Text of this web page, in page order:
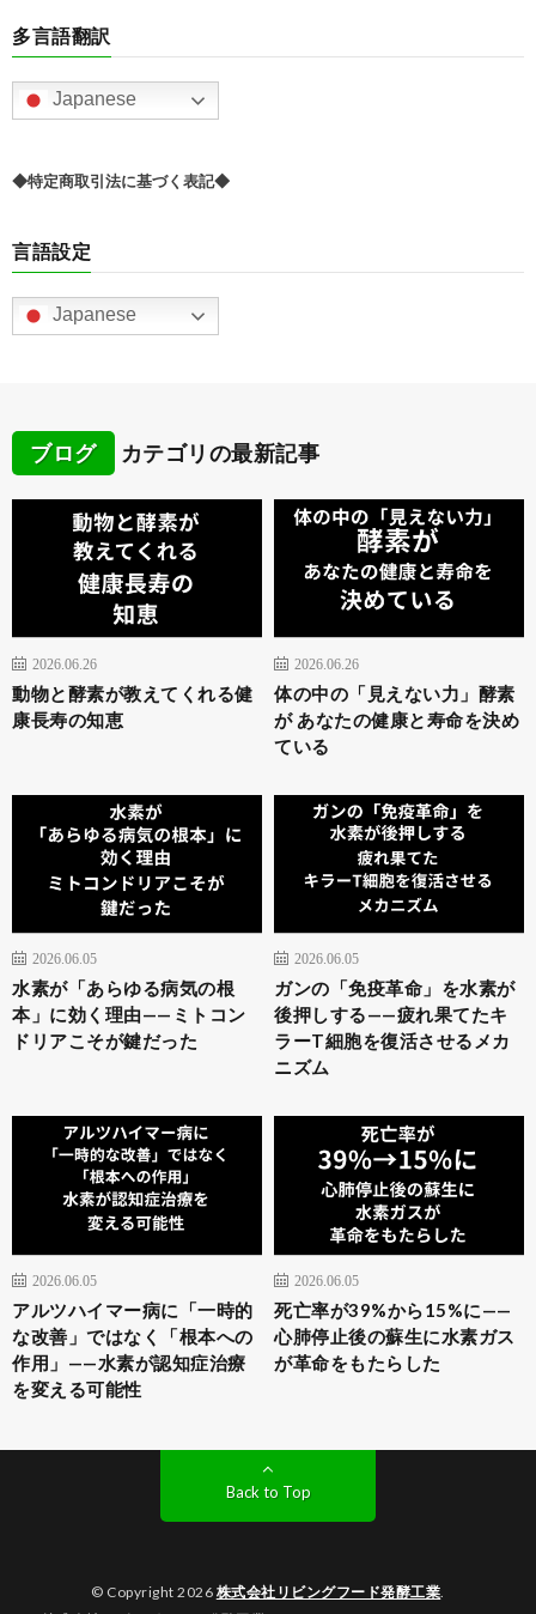
多言語翻訳
Japanese
◆特定商取引法に基づく表記◆
言語設定
Japanese
ブログ カテゴリの最新記事
2026.06.26
動物と酵素が教えてくれる健
康長寿の知恵
2026.06.26
体の中の「見えない力」酵素
が あなたの健康と寿命を決め
ている
2026.06.05
水素が「あらゆる病気の根
本」に効く理由——ミトコン
ドリアこそが鍵だった
2026.06.05
ガンの「免疫革命」を水素が
後押しする——疲れ果てたキ
ラーT細胞を復活させるメカ
ニズム
2026.06.05
アルツハイマー病に「一時的
な改善」ではなく「根本への
作用」——水素が認知症治療
を変える可能性
2026.06.05
死亡率が39%から15%に——
心肺停止後の蘇生に水素ガス
が革命をもたらした
Back to Top
© Copyright 2026 株式会社リビングフード発酵工業